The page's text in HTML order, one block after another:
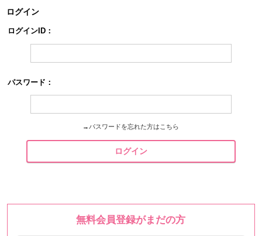
ログイン
ログインID：
パスワード：
→ パスワードを忘れた方はこちら
ログイン
無料会員登録がまだの方